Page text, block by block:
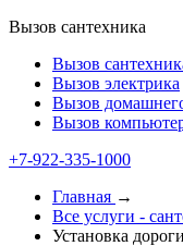
Вызов сантехника
Вызов
Вызов электрика
Вызов
Вызов
+7-922-335-1000
Главная →
Все услуги -
Установка